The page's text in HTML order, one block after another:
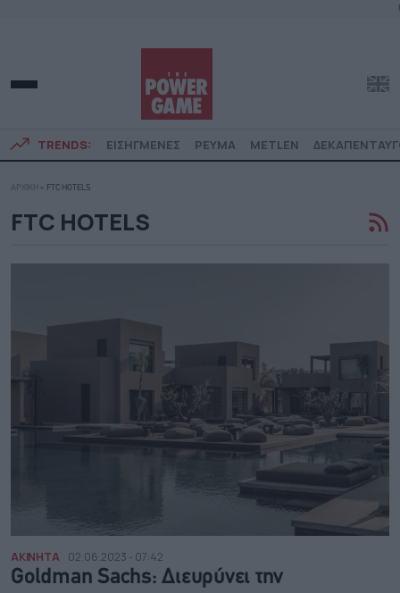
TRENDS: ΕΙΣΗΓΜΕΝΕΣ ΡΕΥΜΑ METLEN
ΑΡΧΙΚΗ » FTC HOTELS
FTC HOTELS
ΑΚΙΝΗΤΑ 02.06.2023 - 07:42
Goldman Sachs: Διευρύνει την